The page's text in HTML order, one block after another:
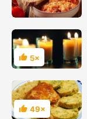
Hodnocení
5×
Hodnocení
49×